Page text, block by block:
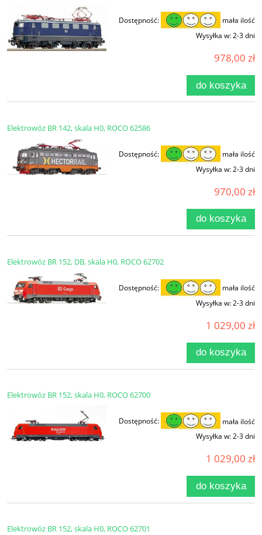
Dostępność:
mała ilość
Wysyłka w:2-3 dni
978,00 zł
do koszyka
Elektrowóz BR 142, skala H0, ROCO 62586
Dostępność:
mała ilość
Wysyłka w:2-3 dni
970,00 zł
do koszyka
Elektrowóz BR 152, DB, skala H0, ROCO 62702
Dostępność:
mała ilość
Wysyłka w:2-3 dni
1 029,00 zł
do koszyka
Elektrowóz BR 152, skala H0, ROCO 62700
Dostępność:
mała ilość
Wysyłka w:2-3 dni
1 029,00 zł
do koszyka
Elektrowóz BR 152, skala H0, ROCO 62701